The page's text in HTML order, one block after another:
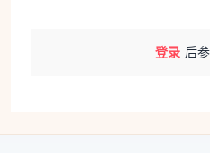
一场南戏经典的复刻，而
登录 后